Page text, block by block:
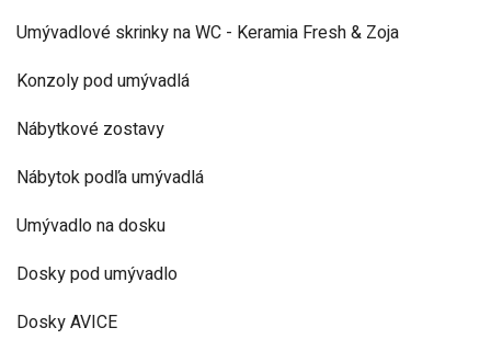
Umývadlové skrinky na WC - Keramia Fresh & Zoja
Konzoly pod umývadlá
Nábytkové zostavy
Nábytok podľa umývadlá
Umývadlo na dosku
Dosky pod umývadlo
Dosky AVICE